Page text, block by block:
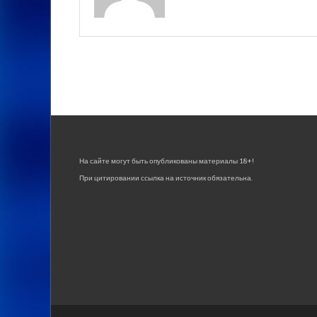
На сайте могут быть опубликованы материалы 18+!
При цитировании ссылка на источник обязательна.